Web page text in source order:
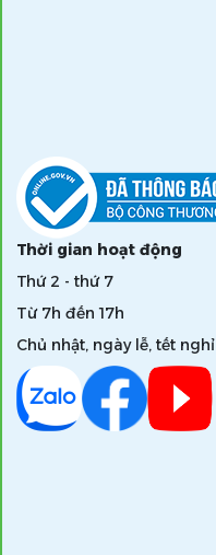
Thời gian hoạt động
Thứ 2 - thứ 7
Từ 7h đến 17h
Chủ nhật, ngày lễ, tết nghỉ